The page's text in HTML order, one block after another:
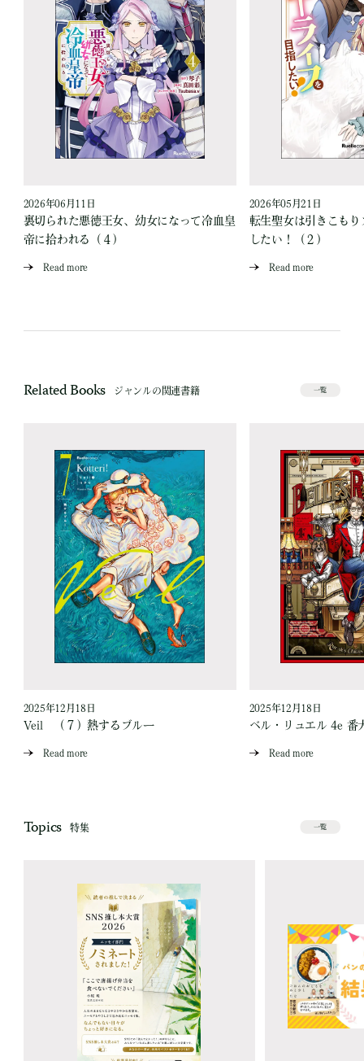
2026年06月11日
裏切られた悪徳王女、幼女になって冷血皇
帝に拾われる（４）
Read more
2026年05月21日
転生聖女は引きこも
したい！（２）
Read more
Related Books ジャンルの関連書籍 一覧
2025年12月18日
Veil （７）熱するブルー
Read more
2025年12月18日
ベル・リュエル 4e 番
Read more
Topics 特集 一覧